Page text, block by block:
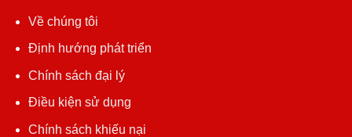
Về chúng tôi
Định hướng phát triển
Chính sách đại lý
Điều kiện sử dụng
Chính sách khiếu nại